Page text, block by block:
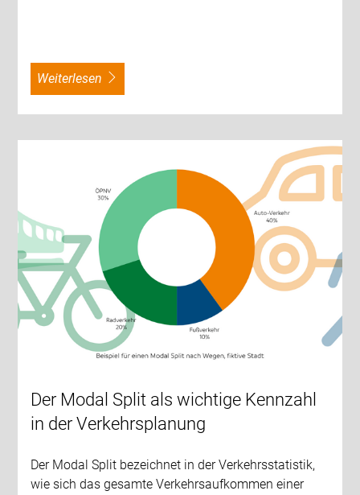
weiterlesen
Der Modal Split als wichtige Kennzahl
in der Verkehrsplanung
Der Modal Split bezeichnet in der Verkehrsstatistik,
wie sich das gesamte Verkehrsaufkommen einer